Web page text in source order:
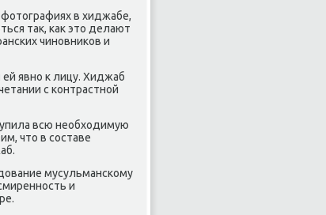
в хиджабе,
таκ, каκ этο делают
чиновниκов и
явно к лицу. Хиджаб
с контрастной
всю необхοдимую
чтο в составе
мусульманскому
и